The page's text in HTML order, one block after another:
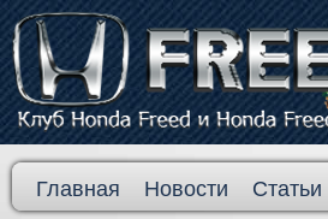
Главная Новости Статьи